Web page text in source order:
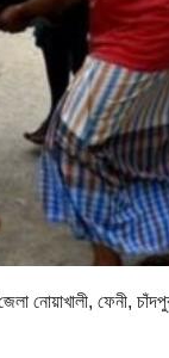
নোয়াখালী, ফেনী,